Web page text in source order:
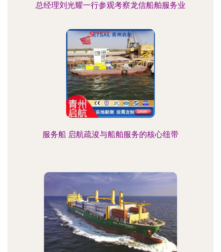
总经理刘光耀一行参观考察龙信船舶服务业
服务船 启航疏浚与船舶服务的核心纽带